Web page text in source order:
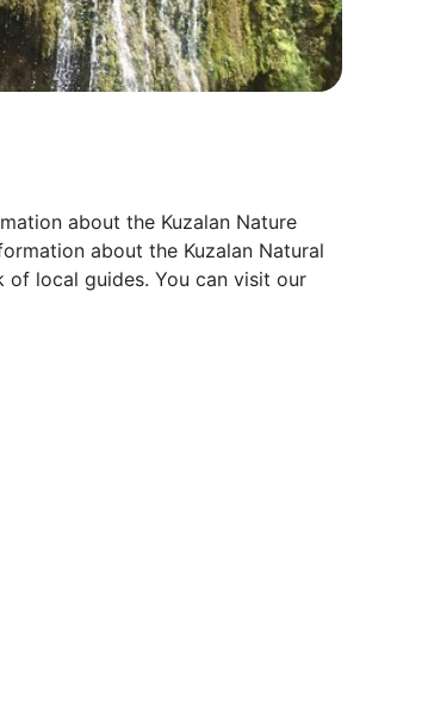
about the Kuzalan Nature
about the Kuzalan Natural
of local guides. You can visit our